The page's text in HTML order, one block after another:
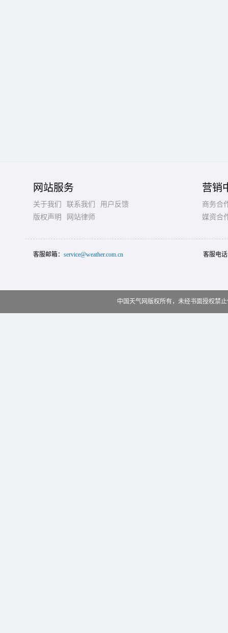
网站服务
关于我们 联系我们
用户反馈
版权声明
网站律师
营销
商务合
媒资合
客服邮箱： service@weather.com.cn 客服电
中国天气网版权所有，未经书面授权